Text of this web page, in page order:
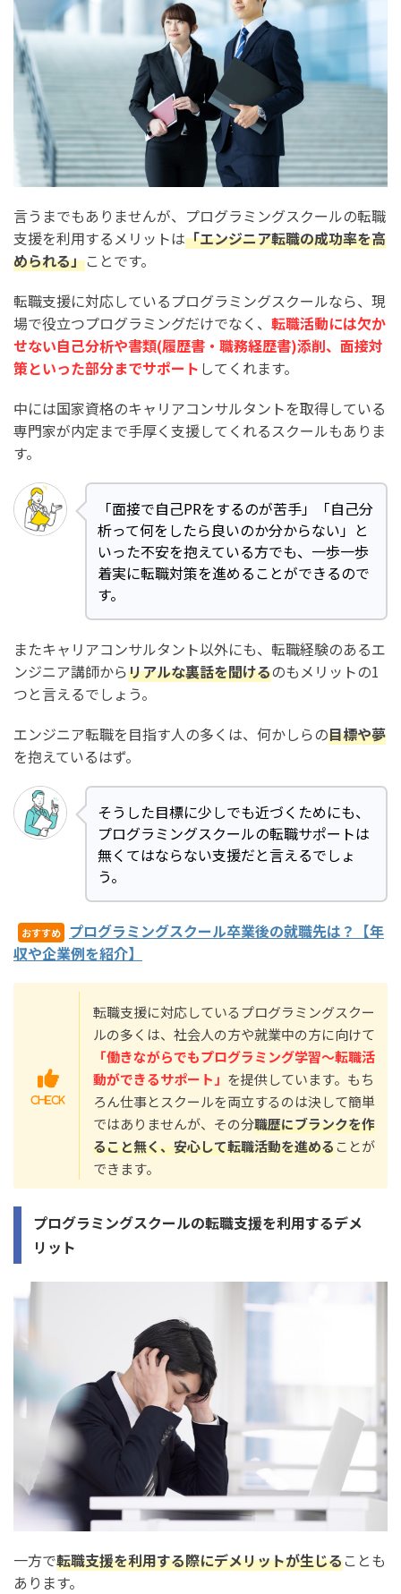
第二新卒・既卒でもプログラミングスクールの転職支援を
利用できる？
プログラミングスクールでポートフォリオは制作した方が
プログラミングスクールでは「転職」以外のキャリアプラ
ンにも対応してもらえる？
講者データまとめ
プログラミングスクールのオンライン/教室通学の比率
プログラミングスクールで挫折した人の割合
働きながらプログラミングスクールを受講した人の割合
プログラミングスクールの受講生の年代の分布
まとめ：転職支援・就職支援に強いプログラミングスク
言うまでもありませんが、プログラミングスクールの転職
支援を利用するメリットは「エンジニア転職の成功率を高
められる」ことです。
転職支援に対応しているプログラミングスクールなら、現
場で役立つプログラミングだけでなく、 転職活動には欠か
せない自己分析や書類(履歴書・職務経歴書)添削、面接対
策といった部分までサポート してくれます。
中には国家資格のキャリアコンサルタントを取得している
専門家が内定まで手厚く支援してくれるスクールもありま
す。
「面接で自己PRをするのが苦手」「自己分
析って何をしたら良いのか分からない」と
いった不安を抱えている方でも、一歩一歩
着実に転職対策を進めることができるので
す。
またキャリアコンサルタント以外にも、転職経験のあるエ
ンジニア講師からリアルな裏話を聞けるのもメリットの1
つと言えるでしょう。
エンジニア転職を目指す人の多くは、何かしらの目標や夢
を抱えているはず。
そうした目標に少しでも近づくためにも、
プログラミングスクールの転職サポートは
無くてはならない支援だと言えるでしょ
う。
おすすめ
プログラミングスクール卒業後の就職先は？【年
収や企業例を紹介】
転職支援に対応しているプログラミングスクー
ルの多くは、社会人の方や就業中の方に向けて
「働きながらでもプログラミング学習〜転職活
動ができるサポート」 を提供しています。もち
ろん仕事とスクールを両立するのは決して簡単
ではありませんが、その分職歴にブランクを作
ること無く、安心して転職活動を進めることが
できます。
プログラミングスクールの転職支援を利用するデメ
リット
一方で転職支援を利用する際にデメリットが生じることも
あります。